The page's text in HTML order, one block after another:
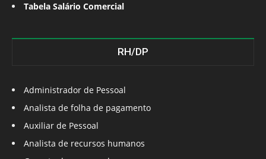
Tabela Salário Comercial
RH/DP
Administrador de Pessoal
Analista de folha de pagamento
Auxiliar de Pessoal
Analista de recursos humanos